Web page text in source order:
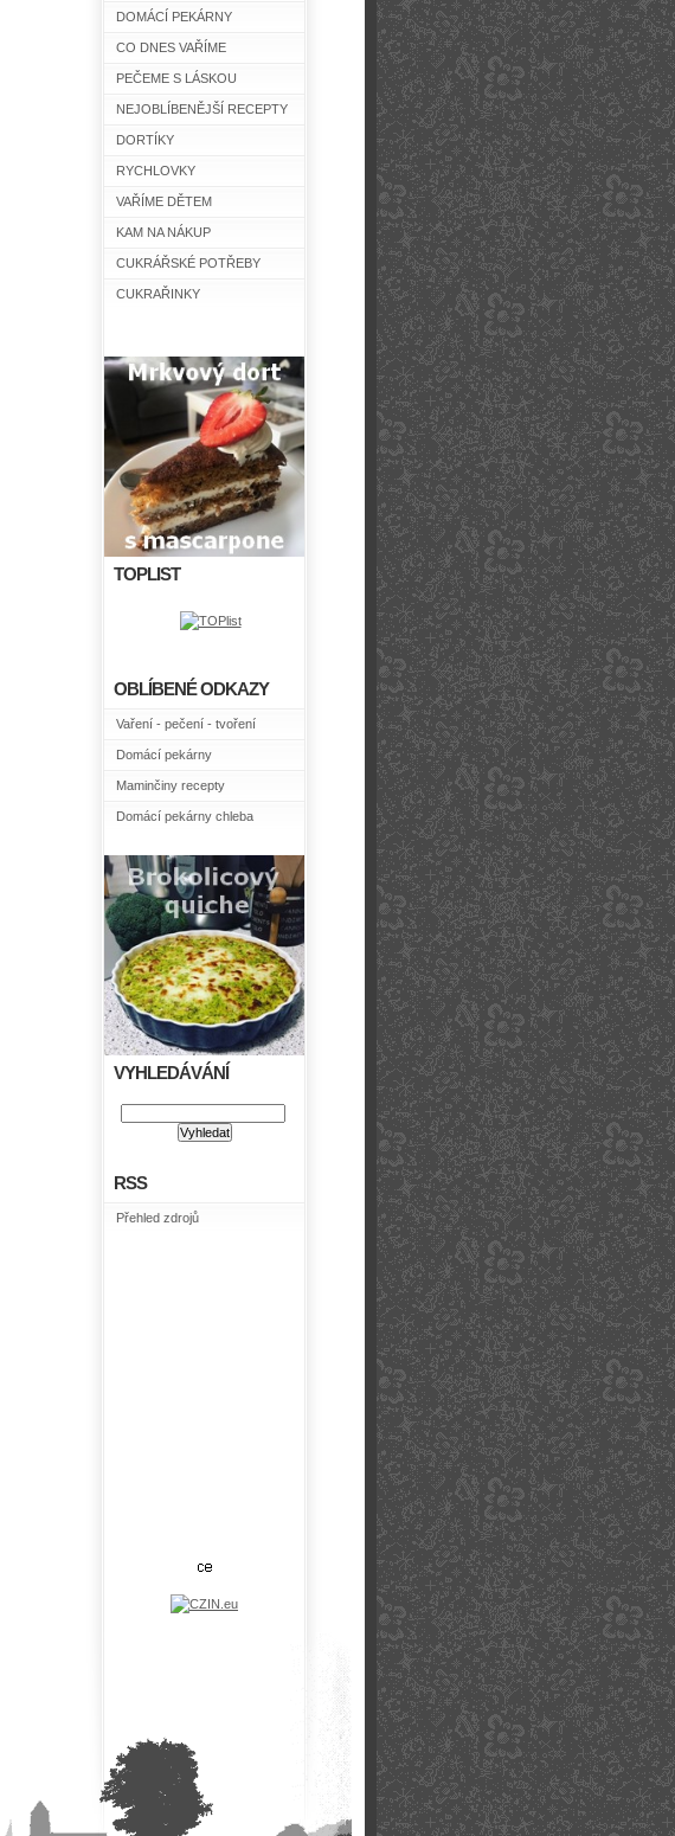
DOMÁCÍ PEKÁRNY
CO DNES VAŘÍME
PEČEME S LÁSKOU
NEJOBLÍBENĚJŠÍ RECEPTY
DORTÍKY
RYCHLOVKY
VAŘÍME DĚTEM
KAM NA NÁKUP
CUKRÁŘSKÉ POTŘEBY
CUKRAŘINKY
TOPLIST
OBLÍBENÉ ODKAZY
Vaření - pečení - tvoření
Domácí pekárny
Maminčiny recepty
Domácí pekárny chleba
VYHLEDÁVÁNÍ
RSS
Přehled zdrojů